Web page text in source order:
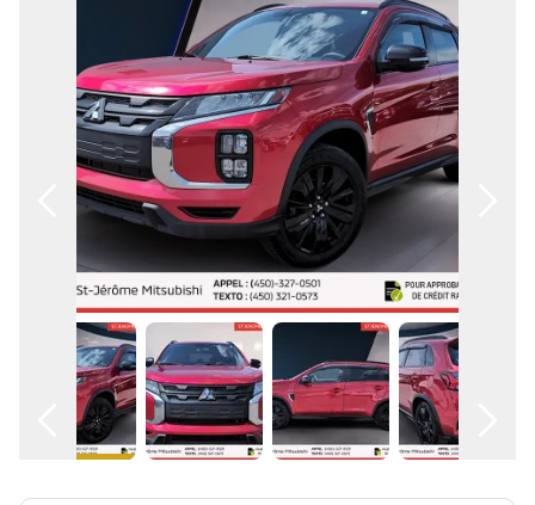
Vender mi auto
Centro mecánico
Contáctenos
Español